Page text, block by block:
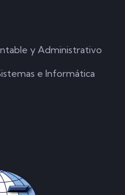
y Administrativo
e Informática